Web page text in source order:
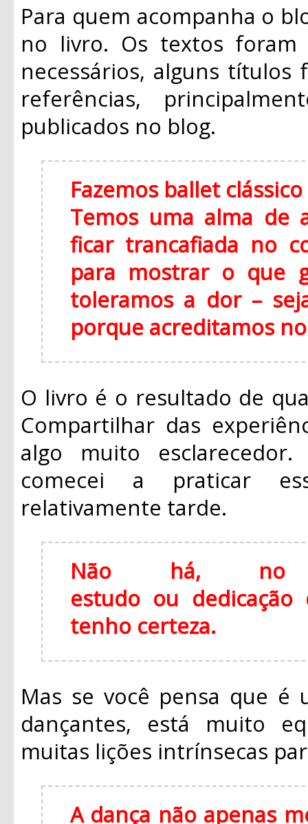
Para quem acompanha o
no livro. Os textos foram
necessários, alguns
referências,
publicados no blog.
Fazemos ballet
Temos uma alma de
ficar trancafiada no
para mostrar o que
toleramos a dor –
porque acreditamos
O livro é o resultado de
Compartilhar das
algo muito
comecei a praticar
relativamente tarde.
Não há, no
estudo ou
tenho certeza.
Mas se você pensa que é
dançantes, está muito
muitas lições intrínsecas
A dança não apenas